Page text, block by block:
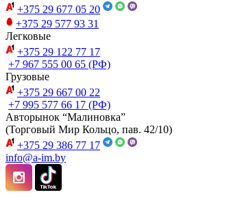
+375 29 677 05 20
+375 29 577 93 31
Легковые
+375 29 122 77 17
+7 967 555 00 65 (РФ)
Грузовые
+375 29 667 00 22
+7 995 577 66 17 (РФ)
Авторынок “Малиновка”
(Торговый Мир Кольцо, пав. 42/10)
+375 29 386 77 17
info@a-im.by